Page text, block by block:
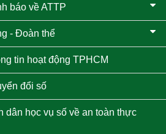
báo về ATTP
- Đoàn thể
tin hoạt động TPHCM
đổi số
dân học vụ số về an toàn thực